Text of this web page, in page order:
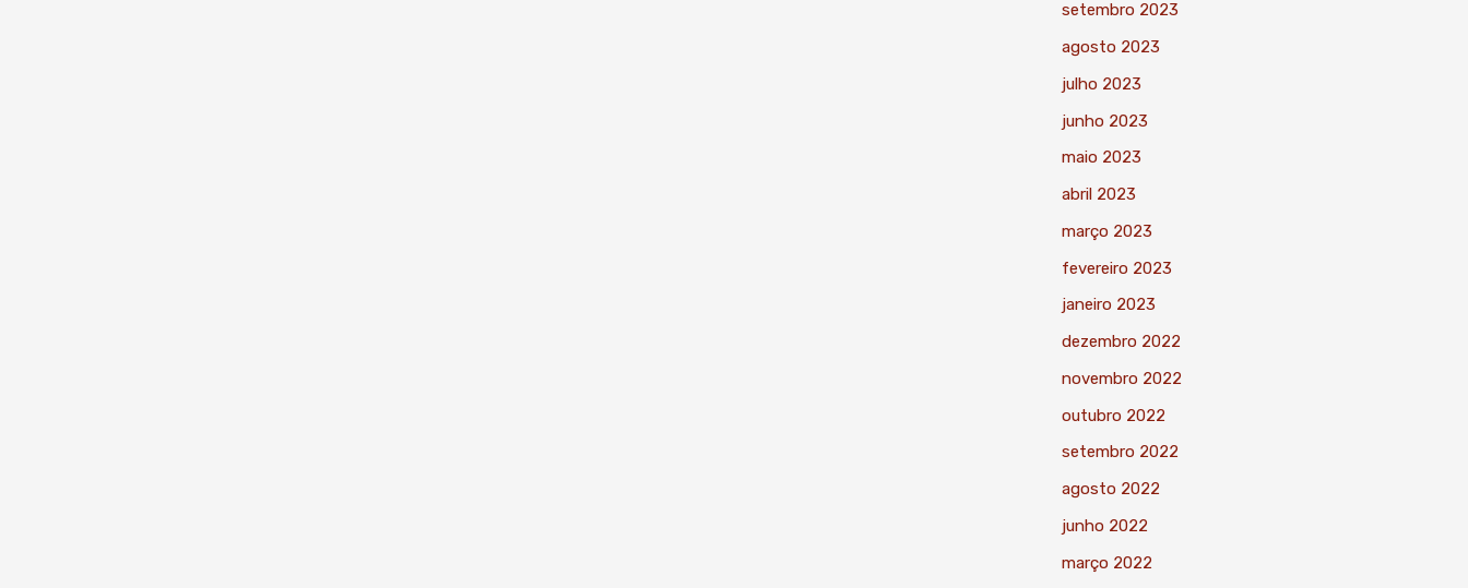
setembro 2023
agosto 2023
julho 2023
junho 2023
maio 2023
abril 2023
março 2023
fevereiro 2023
janeiro 2023
dezembro 2022
novembro 2022
outubro 2022
setembro 2022
agosto 2022
junho 2022
março 2022